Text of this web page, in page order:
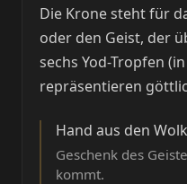
Die Krone steht für
oder den Geist, der
sechs Yod-Tropfen
repräsentieren
Hand aus den
Geschenk des
kommt.